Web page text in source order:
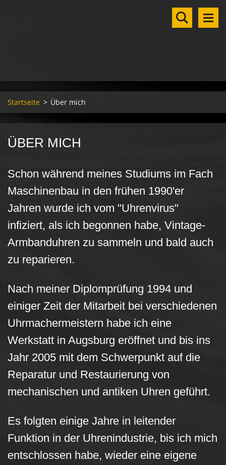
Startseite > Über mich
ÜBER MICH
Schon während meines Studiums im Fach
Maschinenbau in den frühen 1990'er
Jahren wurde ich vom "Uhrenvirus"
infiziert, als ich begonnen habe, Vintage-
Armbanduhren zu sammeln und bald auch
zu reparieren.
Nach meiner Diplomprüfung 1994 und
einiger Zeit der Mitarbeit bei verschiedenen
Uhrmachermeistern habe ich eine
Werkstatt in Augsburg eröffnet und bis ins
Jahr 2005 mit dem Schwerpunkt auf die
Reparatur und Restaurierung von
mechanischen und antiken Uhren geführt.
Es folgten einige Jahre in leitender
Funktion in der Uhrenindustrie, bis ich mich
entschlossen habe, wieder eine eigene